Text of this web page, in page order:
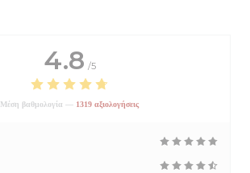
4.8 /5
Μέση βαθμολογία — 1319 αξιολογήσεις